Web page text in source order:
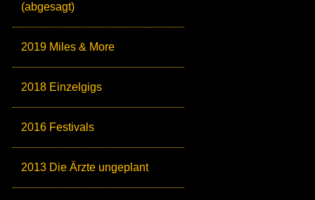
(abgesagt)
2019 Miles & More
2018 Einzelgigs
2016 Festivals
2013 Die Ärzte ungeplant